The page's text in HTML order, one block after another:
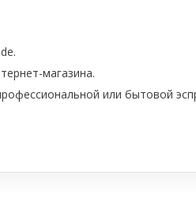
магазина.
или бытовой